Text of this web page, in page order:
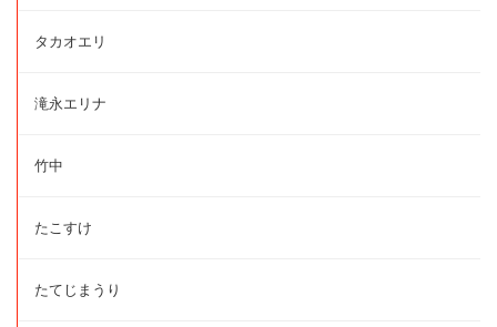
タカオエリ
滝永エリナ
竹中
たこすけ
たてじまうり